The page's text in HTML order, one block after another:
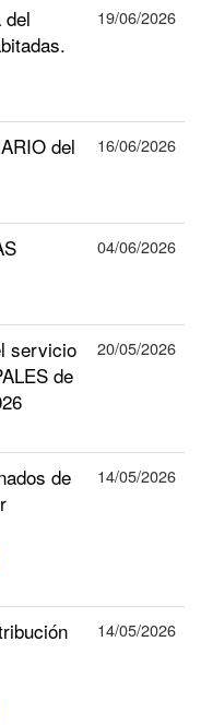
del
19/06/2026
del
16/06/2026
04/06/2026
servicio
de
20/05/2026
de
14/05/2026
14/05/2026